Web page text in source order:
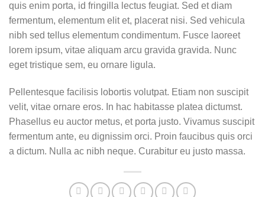
quis enim porta, id fringilla lectus feugiat. Sed et diam
fermentum, elementum elit et, placerat nisi. Sed vehicula
nibh sed tellus elementum condimentum. Fusce laoreet
lorem ipsum, vitae aliquam arcu gravida gravida. Nunc
eget tristique sem, eu ornare ligula.
Pellentesque facilisis lobortis volutpat. Etiam non suscipit
velit, vitae ornare eros. In hac habitasse platea dictumst.
Phasellus eu auctor metus, et porta justo. Vivamus suscipit
fermentum ante, eu dignissim orci. Proin faucibus quis orci
a dictum. Nulla ac nibh neque. Curabitur eu justo massa.